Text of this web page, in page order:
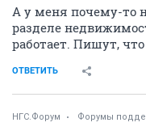
А у меня почему-то
разделе
работает. Пишут, что
ОТВЕТИТЬ
НГС.Форум Форумы